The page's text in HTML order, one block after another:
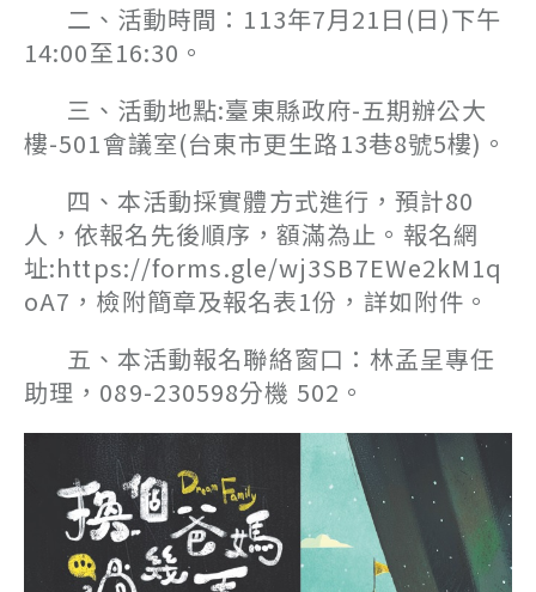
二、活動時間：113年7月21日(日)下午
14:00至16:30。
三、活動地點:臺東縣政府-五期辦公大
樓-501會議室(台東市更生路13巷8號5樓)。
四、本活動採實體方式進行，預計80
人，依報名先後順序，額滿為止。報名網
址:https://forms.gle/wj3SB7EWe2kM1q
oA7，檢附簡章及報名表1份，詳如附件。
五、本活動報名聯絡窗口：林孟呈專任
助理，089-230598分機 502。